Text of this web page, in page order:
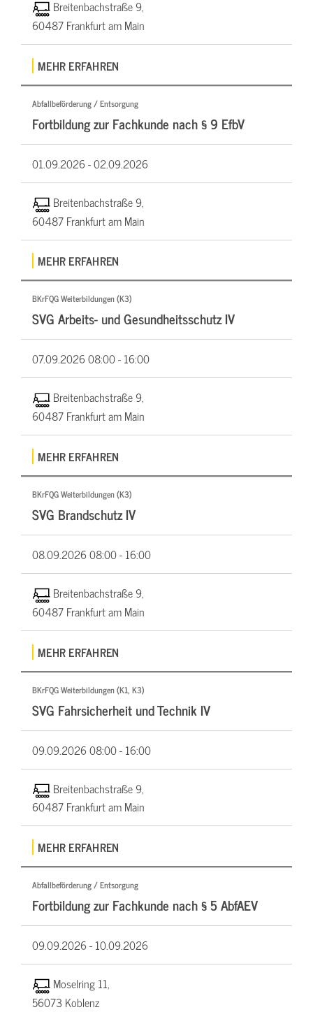
Breitenbachstraße 9,
60487 Frankfurt am Main
MEHR ERFAHREN
Abfallbeförderung / Entsorgung
Fortbildung zur Fachkunde nach § 9 EfbV
01.09.2026 -02.09.2026
Breitenbachstraße 9,
60487 Frankfurt am Main
MEHR ERFAHREN
BKrFQG Weiterbildungen (K3)
SVG Arbeits- und Gesundheitsschutz IV
07.09.202608:00 - 16:00
Breitenbachstraße 9,
60487 Frankfurt am Main
MEHR ERFAHREN
BKrFQG Weiterbildungen (K3)
SVG Brandschutz IV
08.09.202608:00 - 16:00
Breitenbachstraße 9,
60487 Frankfurt am Main
MEHR ERFAHREN
BKrFQG Weiterbildungen (K1, K3)
SVG Fahrsicherheit und Technik IV
09.09.202608:00 - 16:00
Breitenbachstraße 9,
60487 Frankfurt am Main
MEHR ERFAHREN
Abfallbeförderung / Entsorgung
Fortbildung zur Fachkunde nach § 5 AbfAEV
09.09.2026 -10.09.2026
Moselring 11,
56073 Koblenz